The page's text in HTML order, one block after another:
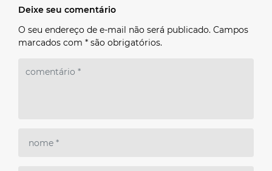
Deixe seu comentário
O seu endereço de e-mail não será publicado. Campos
marcados com * são obrigatórios.